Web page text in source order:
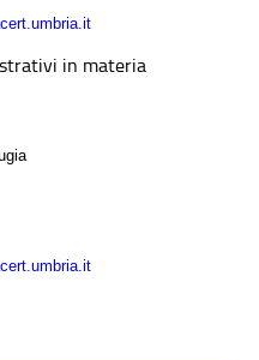
in materia